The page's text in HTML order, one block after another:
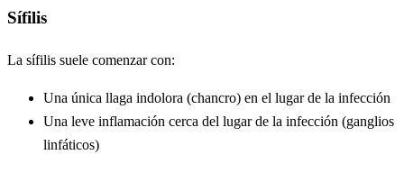
Sífilis
La sífilis suele comenzar con:
Una única llaga indolora (chancro) en el lugar de la infección
Una leve inflamación cerca del lugar de la infección (ganglios
linfáticos)